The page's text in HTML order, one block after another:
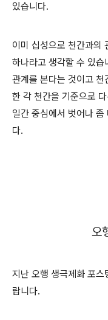
있습니다.
이미 십성으로 천간과의
하나라고 생각할 수 있
관계를 본다는 것이고
한 각 천간을 기준으로
일간 중심에서 벗어나 좀
다.
오
지난 오행 생극제화 포
랍니다.